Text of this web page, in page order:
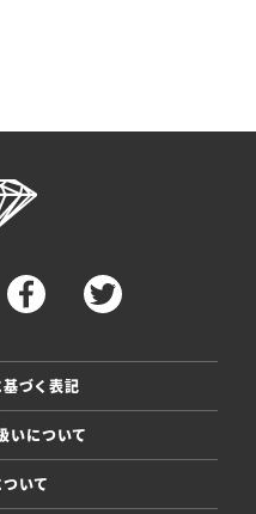
づく表記
いについて
いて